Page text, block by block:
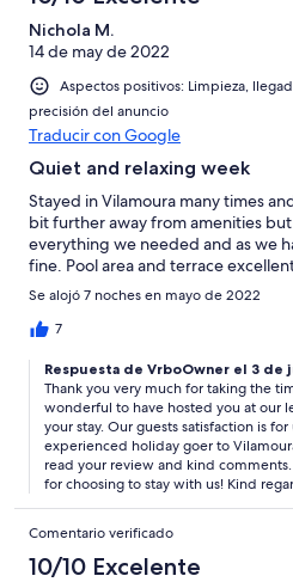
Nichola M.
14 de may de 2022
Aspectos positivos: Limpieza,
precisión del anuncio
Traducir con Google
Quiet and relaxing week
Stayed in Vilamoura many times
bit further away from amenities
everything we needed and as we
fine. Pool area and terrace
Se alojó 7 noches en mayo de 2022
7
Respuesta de VrboOwner el 3 de
Thank you very much for taking the
wonderful to have hosted you at our
your stay. Our guests satisfaction is
experienced holiday goer to
read your review and kind
for choosing to stay with us! Kind
Comentario verificado
10/10 Excelente